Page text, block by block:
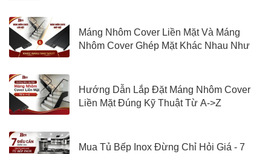
Máng Nhôm Cover Liền Mặt Và Máng
Nhôm Cover Ghép Mặt Khác Nhau Như
Hướng Dẫn Lắp Đặt Máng Nhôm Cover
Liền Mặt Đúng Kỹ Thuật Từ A->Z
Mua Tủ Bếp Inox Đừng Chỉ Hỏi Giá - 7